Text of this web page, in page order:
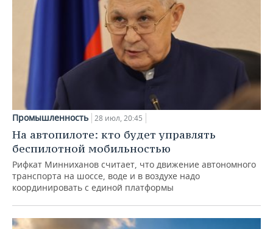
Промышленность 28 июл, 20:45
На автопилоте: кто будет управлять
беспилотной мобильностью
Рифкат Минниханов считает, что движение автономного
транспорта на шоссе, воде и в воздухе надо
координировать с единой платформы